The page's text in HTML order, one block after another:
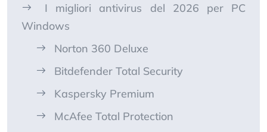
I migliori antivirus del 2026 per PC
Windows
Norton 360 Deluxe
Bitdefender Total Security
Kaspersky Premium
McAfee Total Protection